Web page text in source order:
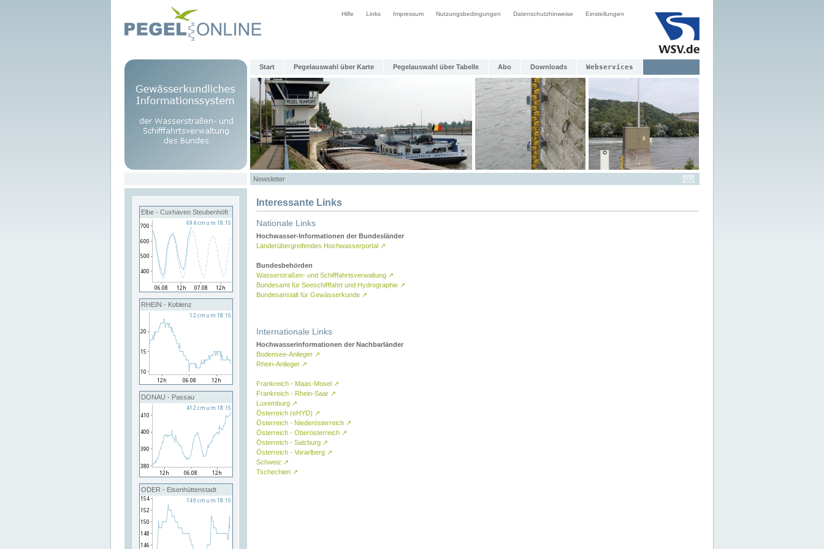
Hilfe Links Impressum Nutzungsbedingungen Datenschutzhinweise Einstellungen
Start Pegelauswahl über Karte Pegelauswahl über Tabelle Abo Downloads Webservices
Newsletter
Elbe - Cuxhaven Steubenhöft
RHEIN - Koblenz
DONAU - Passau
ODER - Eisenhüttenstadt
Interessante Links
Nationale Links
Hochwasser-Informationen der Bundesländer
Länderübergreifendes Hochwasserportal ↗
Bundesbehörden
Wasserstraßen- und Schifffahrtsverwaltung ↗
Bundesamt für Seeschifffahrt und Hydrographie ↗
Bundesanstalt für Gewässerkunde ↗
Internationale Links
Hochwasserinformationen der Nachbarländer
Bodensee-Anlieger ↗
Rhein-Anlieger ↗
Frankreich - Maas-Mosel ↗
Frankreich - Rhein-Saar ↗
Luxemburg ↗
Österreich (eHYD) ↗
Österreich - Niederösterreich ↗
Österreich - Oberösterreich ↗
Österreich - Salzburg ↗
Österreich - Vorarlberg ↗
Schweiz ↗
Tschechien ↗